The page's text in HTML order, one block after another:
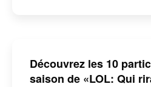
Découvrez les 10
saison de «LOL: Qui